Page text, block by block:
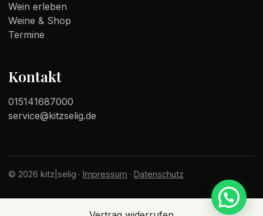
Wein erleben
Weine & Shop
Termine
Kontakt
015141687000
service@kitzselig.de
© 2026 kitz|selig · Impressum · Datenschutz